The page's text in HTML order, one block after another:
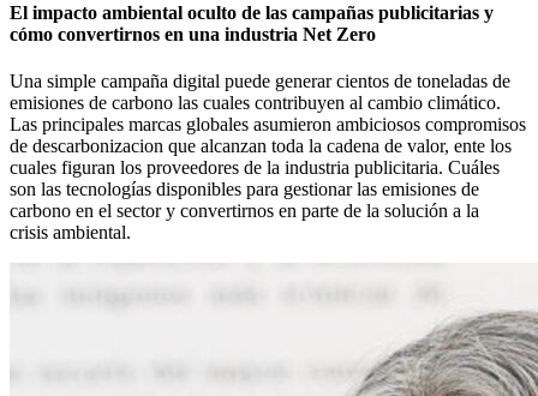
El impacto ambiental oculto de las campañas publicitarias y
cómo convertirnos en una industria Net Zero
Una simple campaña digital puede generar cientos de toneladas de
emisiones de carbono las cuales contribuyen al cambio climático.
Las principales marcas globales asumieron ambiciosos compromisos
de descarbonizacion que alcanzan toda la cadena de valor, ente los
cuales figuran los proveedores de la industria publicitaria. Cuáles
son las tecnologías disponibles para gestionar las emisiones de
carbono en el sector y convertirnos en parte de la solución a la
crisis ambiental.